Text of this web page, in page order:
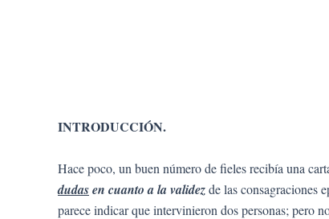
INTRODUCCIÓN.
Hace poco, un buen número de fieles recibía una
dudasen cuanto a la validezde las consagraciones
parece indicar que intervinieron dos personas; pero